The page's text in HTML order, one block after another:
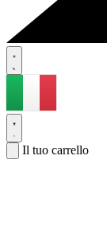
Il tuo carrello